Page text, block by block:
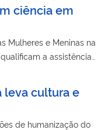
ciência em
Mulheres e Meninas na
a assistência
leva cultura e
de humanização do